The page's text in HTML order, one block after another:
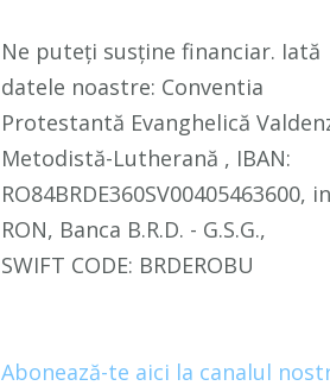
Ne puteți susține financiar. Iată
datele noastre: Conventia
Protestantă Evanghelică
Metodistă-Lutherană , IBAN:
RO84BRDE360SV00405463600, in
RON, Banca B.R.D. - G.S.G.,
SWIFT CODE: BRDEROBU
Abonează-te aici la canalul